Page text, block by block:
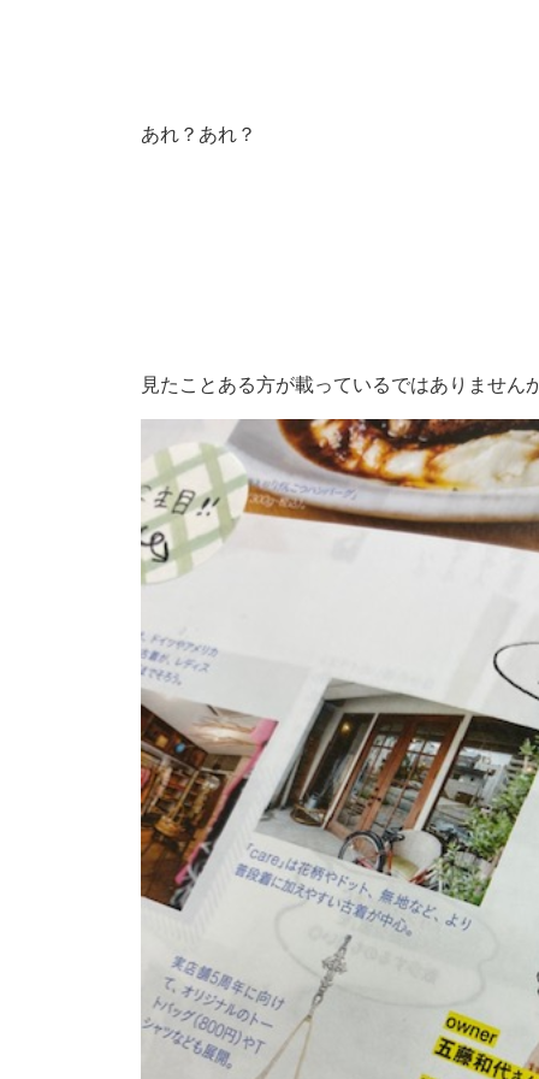
あれ？あれ？
見たことある方が載っているではありません